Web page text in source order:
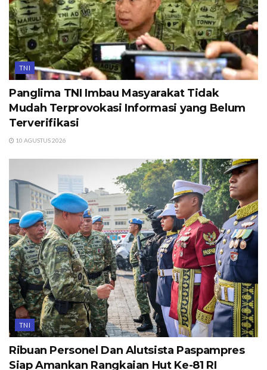
TNI
Panglima TNI Imbau Masyarakat Tidak
Mudah Terprovokasi Informasi yang Belum
Terverifikasi
10 AGUSTUS 2026
TNI
Ribuan Personel Dan Alutsista Paspampres
Siap Amankan Rangkaian Hut Ke-81 RI